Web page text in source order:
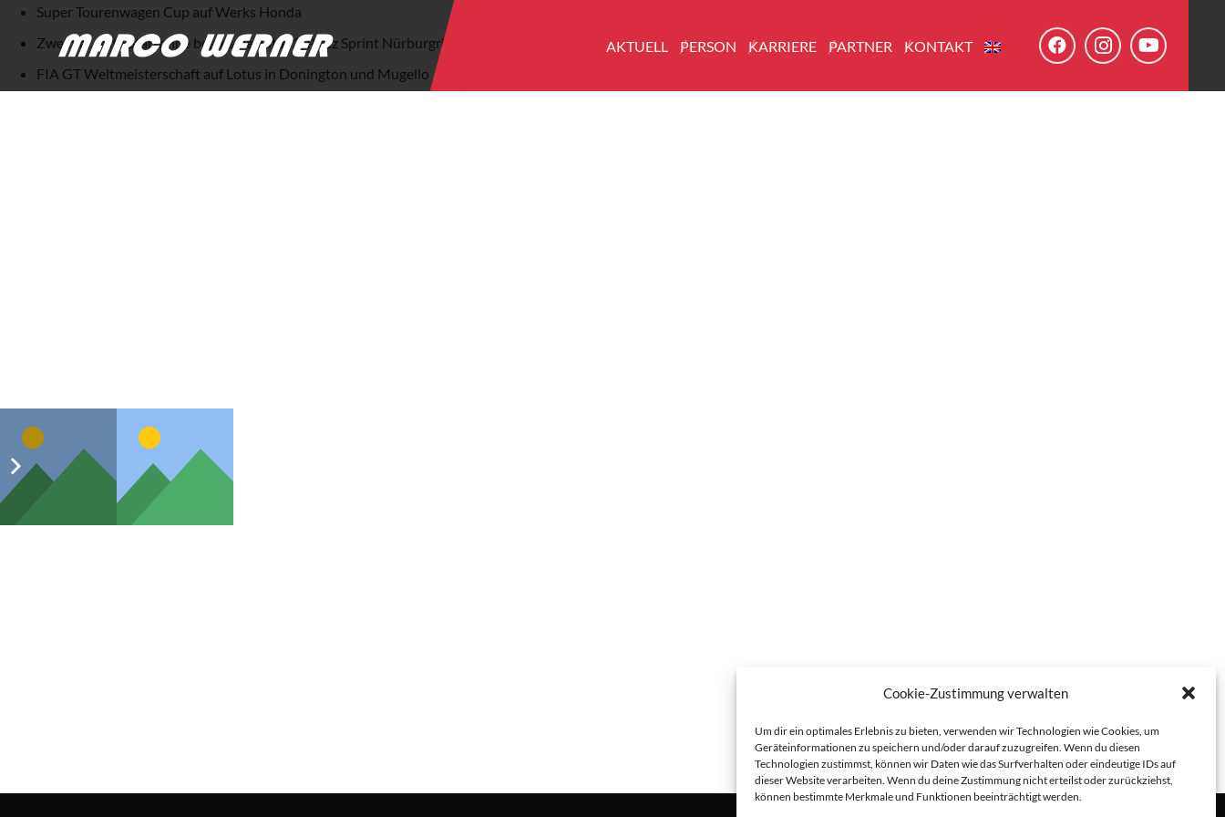
Cookie-Zustimmung verwalten
Um dir ein optimales Erlebnis zu bieten, verwenden wir Technologien wie Cookies, um
Geräteinformationen zu speichern und/oder darauf zuzugreifen. Wenn du diesen
Technologien zustimmst, können wir Daten wie das Surfverhalten oder eindeutige IDs auf
dieser Website verarbeiten. Wenn du deine Zustimmung nicht erteilst oder zurückziehst,
können bestimmte Merkmale und Funktionen beeinträchtigt werden.
AKTUELL PERSON KARRIERE PARTNER KONTAKT
Super Tourenwagen Cup auf Werks Honda
Zweimal erste Startreihe bestes Resultat 2. Platz Sprint Nürburgring
FIA GT Weltmeisterschaft auf Lotus in Donington und Mugello